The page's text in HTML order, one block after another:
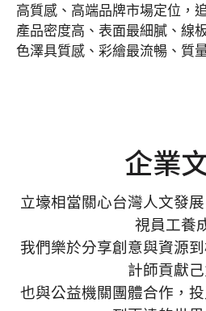
高質感、高端品牌市場定位，
產品密度高、表面最細膩、線
色澤具質感、彩繪最流暢、質
企業
立壕相當關心台灣人文發
視員工養
我們樂於分享創意與資源
計師貢獻己
也與公益機關團體合作，